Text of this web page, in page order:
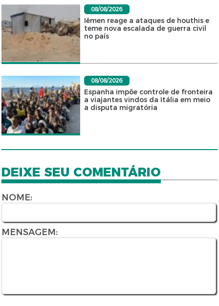
08/08/2026
Iêmen reage a ataques de houthis e
teme nova escalada de guerra civil
no país
08/08/2026
Espanha impõe controle de fronteira
a viajantes vindos da Itália em meio
a disputa migratória
DEIXE SEU COMENTÁRIO
NOME:
MENSAGEM: